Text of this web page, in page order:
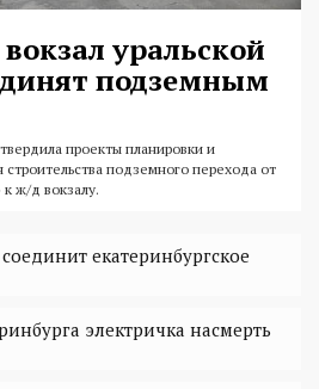
уральской
подземным
проекты планировки и
подземного перехода от
к ж/д вокзалу.
екатеринбургское
электричка насмерть